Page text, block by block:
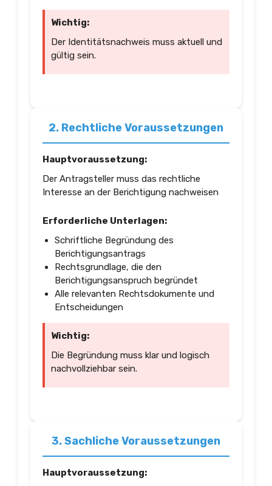
Wichtig:
Der Identitätsnachweis muss aktuell und
gültig sein.
2. Rechtliche Voraussetzungen
Hauptvoraussetzung:
Der Antragsteller muss das rechtliche
Interesse an der Berichtigung nachweisen
Erforderliche Unterlagen:
Schriftliche Begründung des
Berichtigungsantrags
Rechtsgrundlage, die den
Berichtigungsanspruch begründet
Alle relevanten Rechtsdokumente und
Entscheidungen
Wichtig:
Die Begründung muss klar und logisch
nachvollziehbar sein.
3. Sachliche Voraussetzungen
Hauptvoraussetzung: